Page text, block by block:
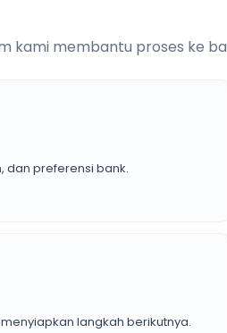
kami membantu proses ke
dan preferensi bank.
langkah berikutnya.